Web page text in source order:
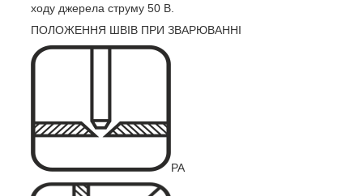
ходу джерела струму 50 В.
ПОЛОЖЕННЯ ШВІВ ПРИ ЗВАРЮВАННІ
PA